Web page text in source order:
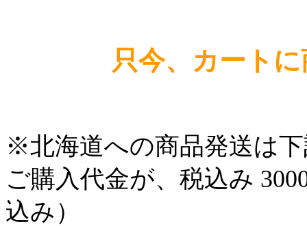
只今、カート
※北海道への商品発送は
ご購入代金が、税込み
込み）